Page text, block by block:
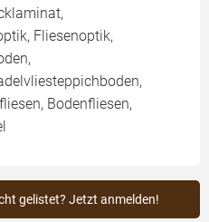
Fliesenoptik,
Bodenfliesen,
gelistet? Jetzt anmelden!